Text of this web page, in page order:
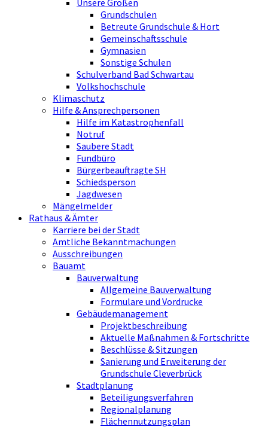
Grundschulen
Betreute Grundschule & Hort
Gemeinschaftsschule
Gymnasien
Sonstige Schulen
Schulverband Bad Schwartau
Volkshochschule
Klimaschutz
Hilfe & Ansprechpersonen
Hilfe im Katastrophenfall
Notruf
Saubere Stadt
Fundbüro
Bürgerbeauftragte SH
Schiedsperson
Jagdwesen
Mängelmelder
Rathaus & Ämter
Karriere bei der Stadt
Amtliche Bekanntmachungen
Ausschreibungen
Bauamt
Bauverwaltung
Allgemeine Bauverwaltung
Formulare und Vordrucke
Gebäudemanagement
Projektbeschreibung
Aktuelle Maßnahmen & Fortschritte
Beschlüsse & Sitzungen
Sanierung und Erweiterung der
Grundschule Cleverbrück
Stadtplanung
Beteiligungsverfahren
Regionalplanung
Flächennutzungsplan